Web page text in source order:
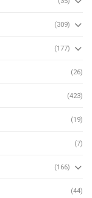
(309)
(177)
(26)
(423)
(19)
(7)
(166)
(44)